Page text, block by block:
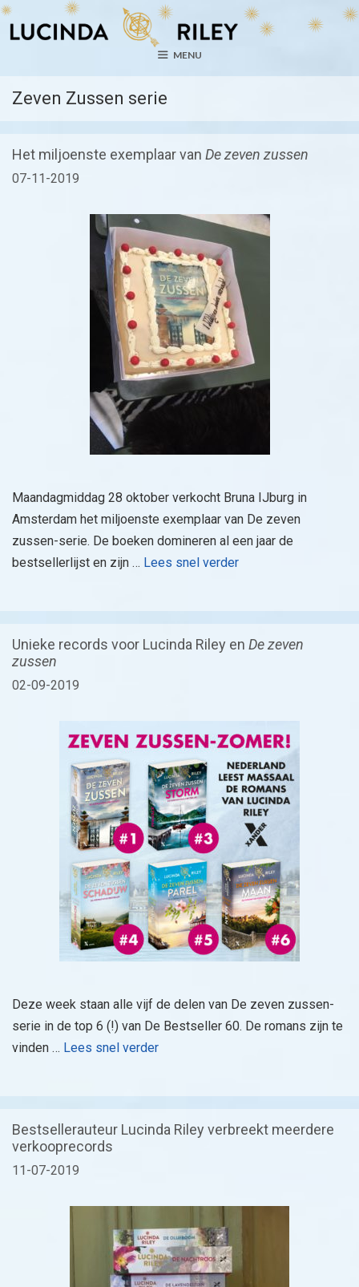
Ga
naar
MENU
Zeven Zussen serie
Het miljoenste exemplaar van De zeven zussen
07-11-2019
Maandagmiddag 28 oktober verkocht Bruna IJburg in
Amsterdam het miljoenste exemplaar van De zeven
zussen-serie. De boeken domineren al een jaar de
bestsellerlijst en zijn … Lees snel verder
Unieke records voor Lucinda Riley en De zeven
zussen
02-09-2019
Deze week staan alle vijf de delen van De zeven zussen-
serie in de top 6 (!) van De Bestseller 60. De romans zijn te
vinden … Lees snel verder
Bestsellerauteur Lucinda Riley verbreekt meerdere
verkooprecords
11-07-2019